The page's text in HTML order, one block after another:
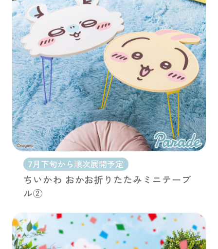
7月下旬から順次展開予定
ちいかわ おかお折りたたみミニテーブ
ル②